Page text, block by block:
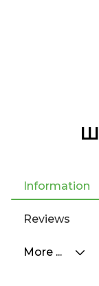
Information
Reviews
More ...